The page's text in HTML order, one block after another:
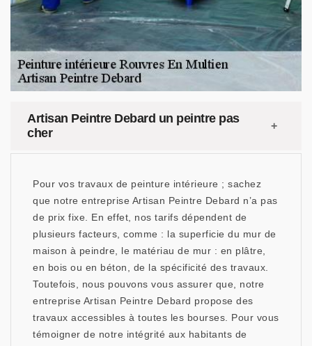
Artisan Peintre Debard un peintre pas
cher
Pour vos travaux de peinture intérieure ; sachez
que notre entreprise Artisan Peintre Debard n’a pas
de prix fixe. En effet, nos tarifs dépendent de
plusieurs facteurs, comme : la superficie du mur de
maison à peindre, le matériau de mur : en plâtre,
en bois ou en béton, de la spécificité des travaux.
Toutefois, nous pouvons vous assurer que, notre
entreprise Artisan Peintre Debard propose des
travaux accessibles à toutes les bourses. Pour vous
témoigner de notre intégrité aux habitants de